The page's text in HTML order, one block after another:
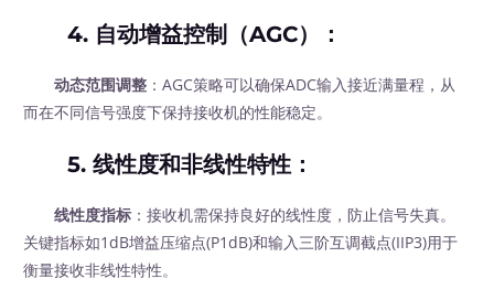
4. 自动增益控制（AGC） ：
动态范围调整 ：AGC策略可以确保ADC输入接近满量程，从
而在不同信号强度下保持接收机的性能稳定。
5.线性度和非线性特性 ：
线性度指标 ：接收机需保持良好的线性度，防止信号失真。
关键指标如1dB增益压缩点(P1dB)和输入三阶互调截点(IIP3)用于
衡量接收非线性特性。